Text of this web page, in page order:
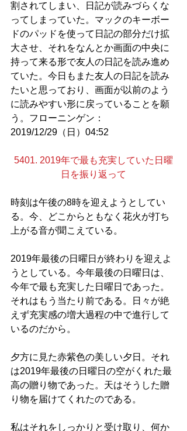
割されてしまい、日記が読みづらくな
ってしまっていた。マックのキーボー
ドのパッドを使って日記の部分だけ拡
大させ、それをなんとか画面の中央に
持って来る形で友人の日記を読み進め
ていた。今日もまた友人の日記を読み
たいと思っており、画面が以前のよう
に読みやすい形に戻っていることを願
う。フローニンゲン：
2019/12/29（日）04:52
5401. 2019年で最も充実していた日曜
日を振り返って
時刻は午後の8時を迎えようとしてい
る。今、どこからともなく花火が打ち
上がる音が聞こえている。
2019年最後の日曜日が終わりを迎えよ
うとしている。今年最後の日曜日は、
今年で最も充実した日曜日であった。
それはもう当たり前である。日々が絶
えず充実感の増大過程の中で進行して
いるのだから。
夕方に見た赤紫色の美しい夕日。それ
は2019年最後の日曜日の空がくれた最
高の贈り物であった。天はそうした贈
り物を届けてくれたのである。
私はそれをしっかりと受け取り、何か